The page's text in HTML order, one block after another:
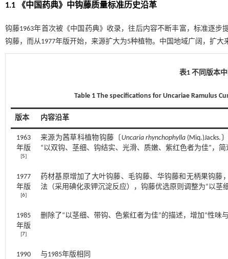
1.1 《中国药典》中钩藤质量标准历史沿革
钩藤1963年首次被《中国药典》收录，往后内容不断丰富，标准逐步
钩藤，而从1977年版开始，来源扩大为5种植物。中国地域广阔，扩
表1 不同版本
Table 1 The specifications for Uncariae Ramulus
版本 内容沿革
1963
年版
[5]
来源为茜草科植物钩藤〔 Uncaria rhynchophylla(Miq.)Jacks.
“以双钩、茎细、钩结实、光滑、质嫩、紫红色者为佳”，
1977
年版
[6]
药材基原增加了大叶钩藤、毛钩藤、华钩藤和无柄果钩藤
法（采用碘化汞钾沉淀反应），钩藤优选原则调整为“以茎
1985
年版
[7]
删除了“以茎细、带钩、色紫红者为佳”的描述，增加“性味
1990
与1985年版相同